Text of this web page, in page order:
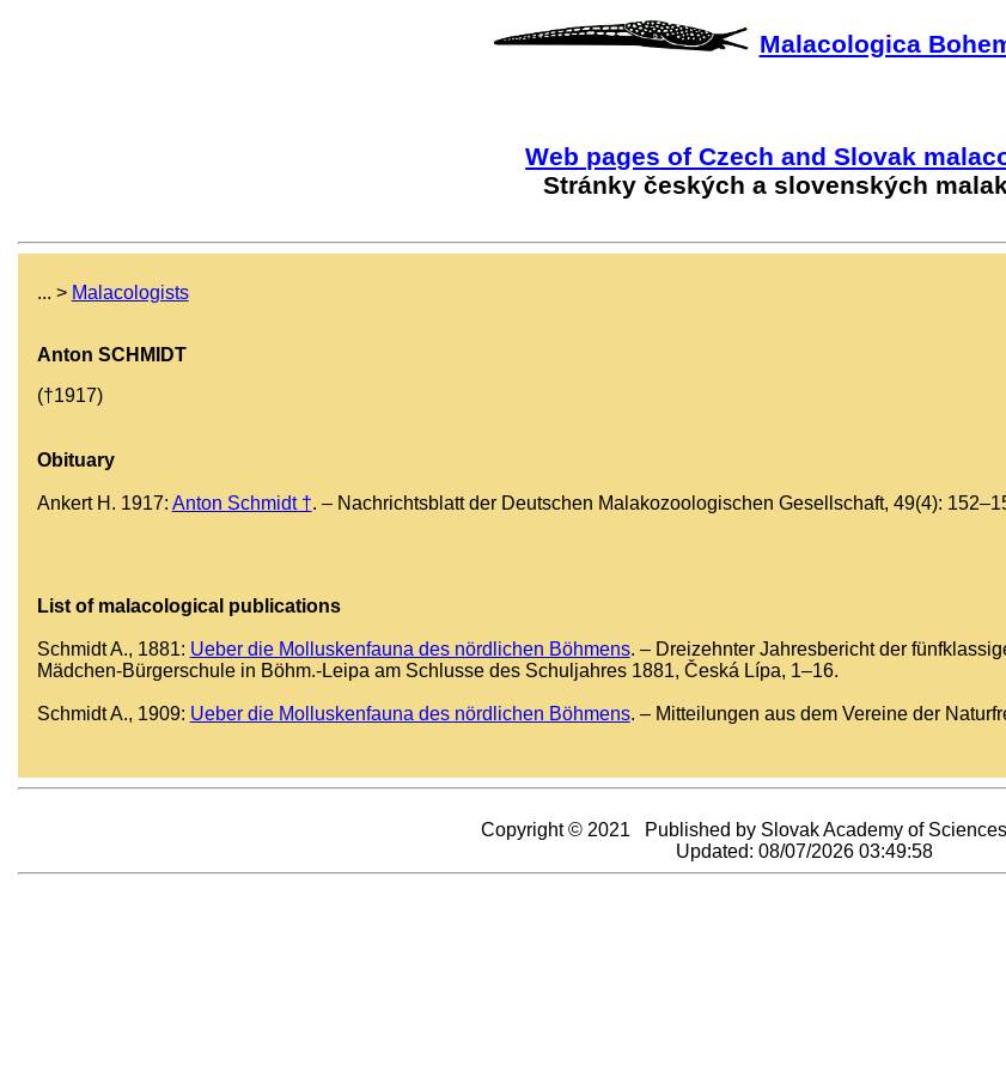
Malacologica
Web pages of Czech and Slovak
Stránky českých a slovenských
... > Malacologists
Anton SCHMIDT
(†1917)
Obituary
Ankert H. 1917: Anton Schmidt †. – Nachrichtsblatt der Deutschen Malakozoologischen Gesellschaft, 49(4):
List of malacological publications
Schmidt A., 1881: Ueber die Molluskenfauna des nördlichen Böhmens. – Dreizehnter Jahresbericht der
Mädchen-Bürgerschule in Böhm.-Leipa am Schlusse des Schuljahres 1881, Česká Lípa, 1–16.
Schmidt A., 1909: Ueber die Molluskenfauna des nördlichen Böhmens. – Mitteilungen aus dem Vereine der
Copyright © 2021 Published by Slovak Academy of
Updated: 08/07/2026 03:49:58